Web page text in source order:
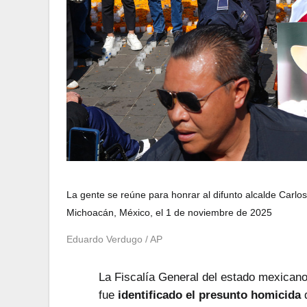
La gente se reúne para honrar al difunto alcalde
Michoacán, México, el 1 de noviembre de 2025
Eduardo Verdugo / AP
La Fiscalía General del estado
fue identificado el presunto homicida